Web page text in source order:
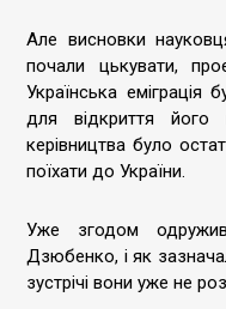
Але висновки
почали цькувати,
Українська еміграція
для відкриття його
керівництва було
поїхати до України.
Уже згодом
Дзюбенко, і як
зустрічі вони уже не